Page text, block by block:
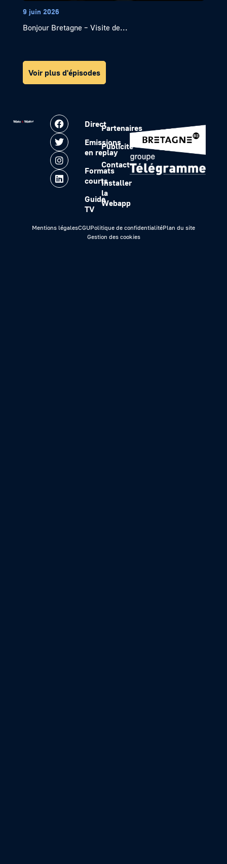
9 juin 2026
Bonjour Bretagne – Visite de...
Voir plus d'épisodes
Direct
Emissions
en replay
Formats
courts
Guide
TV
Partenaires
Publicité
Contact
Installer
la
Webapp
Mentions légalesCGUPolitique de confidentialitéPlan du site
Gestion des cookies